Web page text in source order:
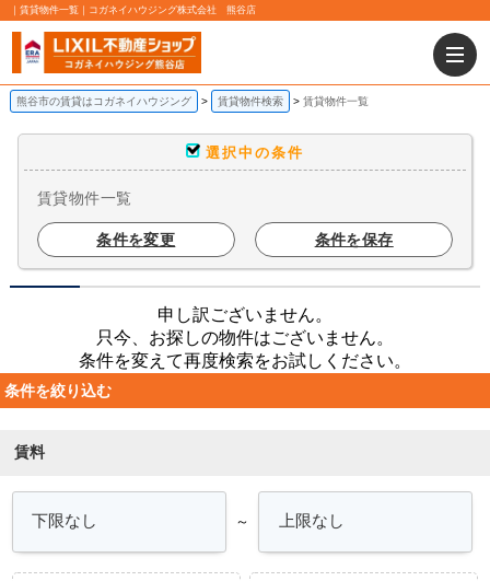
｜賃貸物件一覧｜コガネイハウジング株式会社 熊谷店
熊谷市の賃貸はコガネイハウジング 賃貸物件検索 賃貸物件一覧
選択中の条件
賃貸物件一覧
条件を変更 条件を保存
申し訳ございません。
只今、お探しの物件はございません。
条件を変えて再度検索をお試しください。
条件を絞り込む
賃料
～